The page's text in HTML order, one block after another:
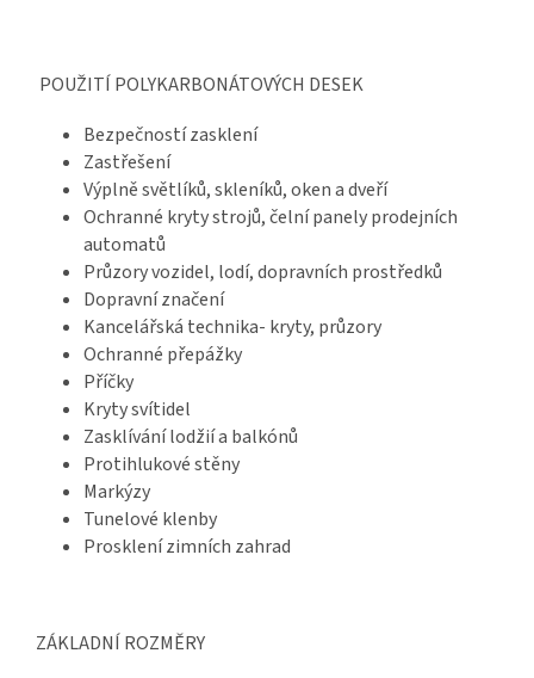
POUŽITÍ POLYKARBONÁTOVÝCH DESEK
Bezpečností zasklení
Zastřešení
Výplně světlíků, skleníků, oken a dveří
Ochranné kryty strojů, čelní panely prodejních
automatů
Průzory vozidel, lodí, dopravních prostředků
Dopravní značení
Kancelářská technika- kryty, průzory
Ochranné přepážky
Příčky
Kryty svítidel
Zasklívání lodžií a balkónů
Protihlukové stěny
Markýzy
Tunelové klenby
Prosklení zimních zahrad
ZÁKLADNÍ ROZMĚRY